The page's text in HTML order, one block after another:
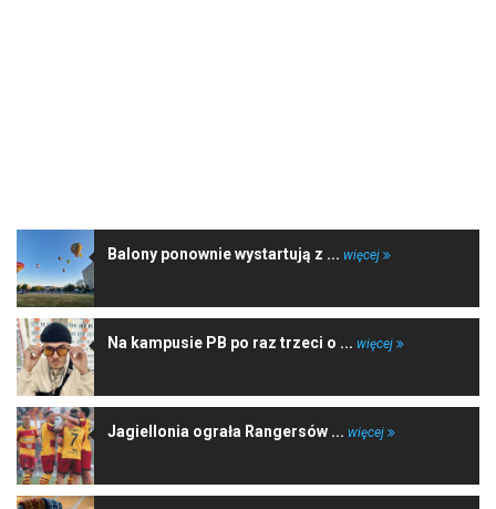
Balony ponownie wystartują z ... więcej
Na kampusie PB po raz trzeci o ... więcej
Jagiellonia ograła Rangersów ... więcej